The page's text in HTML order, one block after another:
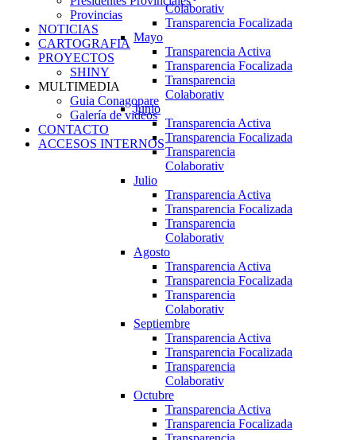
Colaborativ
Transparencia Focalizada
Mayo
Transparencia Activa
Transparencia Focalizada
Transparencia
Colaborativ
Junio
Transparencia Activa
Transparencia Focalizada
Transparencia
Colaborativ
Julio
Transparencia Activa
Transparencia Focalizada
Transparencia
Colaborativ
Agosto
Transparencia Activa
Transparencia Focalizada
Transparencia
Colaborativ
Septiembre
Transparencia Activa
Transparencia Focalizada
Transparencia
Colaborativ
Octubre
Transparencia Activa
Transparencia Focalizada
Provincias
NOTICIAS
CARTOGRAFIA
PROYECTOS
SHINY
MULTIMEDIA
Guia Conagopare
Galería de videos
CONTACTO
ACCESOS INTERNOS